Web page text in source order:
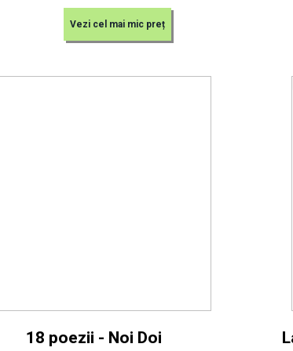
Vezi cel mai mic preț
18 poezii - Noi Doi